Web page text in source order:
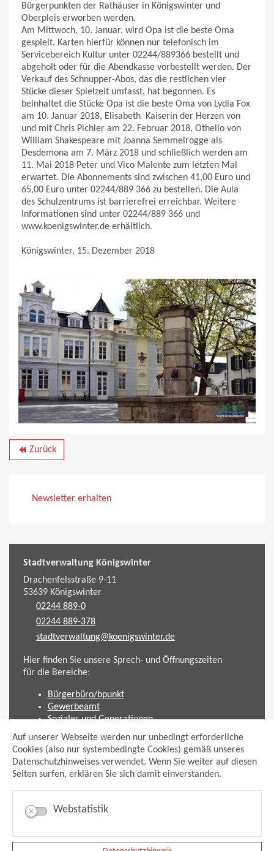
Auf unserer Webseite werden nur unbedingt erforderliche
Cookies (also nur systembedingte Cookies) gemäß unseres
Datenschutzhinweises verwendet. Wenn Sie weiter auf diesen
Seiten surfen, erklären Sie sich damit einverstanden.
Webstatistik
Bürgerpunkten der Rathäuser in Königswinter und
Oberpleis erworben werden.
Am Mittwoch, 10. Januar, wird Opa ist die beste Oma
gespielt. Karten hierfür können nur telefonisch im
Servicebereich Kultur unter 02244/889366 bestellt und
abgeholt oder für die Abendkasse vorbestellt werden. Der
Verkauf des Schnupper-Abos, das die restlichen vier
Stücke dieser Spielzeit umfasst, hat begonnen. Es
beinhaltet die Stücke Opa ist die beste Oma von Lydia Fox
am 10. Januar 2018, Elisabeth  Kaiserin der Herzen von
und mit Chris Pichler am 22. Februar 2018, Othello von
William Shakespeare mit Joanna Semmelrogge als
Desdemona am 7. März 2018 und schließlich werden am
11. Mai 2018 Peter und Vico Malente zum letzten Mal
erwartet. Die Abonnements sind zwischen 41,00 Euro und
65,00 Euro unter 02244/889 366 zu bestellen. Die Aula
des Schulzentrums ist barrierefrei erreichbar. Weitere
Informationen sind unter 02244/889 366 und
www.koenigswinter.de erhältlich.
Königswinter, 15. Dezember 2018
backward Zurück
Newsletter erhalten
Stadtverwaltung Königswinter
Drachenfelsstraße 9-11
53639Königswinter
02244 889-0
02244 889-378
stadtverwaltung@koenigswinter.de
Hier finden Sie unsere Sprech- und Öffnungszeiten
für die Bereiche:
Bürgerbüro/bpunkt
Gewerbeamt
Soziales und Generationen
Standesamt
Friedhofsverwaltung
Planen und Bauen (Bauamt)
Impressum
Datenschutzhinweis
Anmelden
Facebook